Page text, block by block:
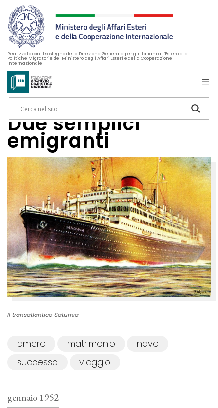
Realizzato con il sostegno della Direzione Generale per gli Italiani all’Estero e le
Politiche Migratorie del Ministero degli Affari Esteri e della Cooperazione
Internazionale
Due semplici
emigranti
Il transatlantico Saturnia
amore matrimonio
nave
successo
viaggio
gennaio 1952